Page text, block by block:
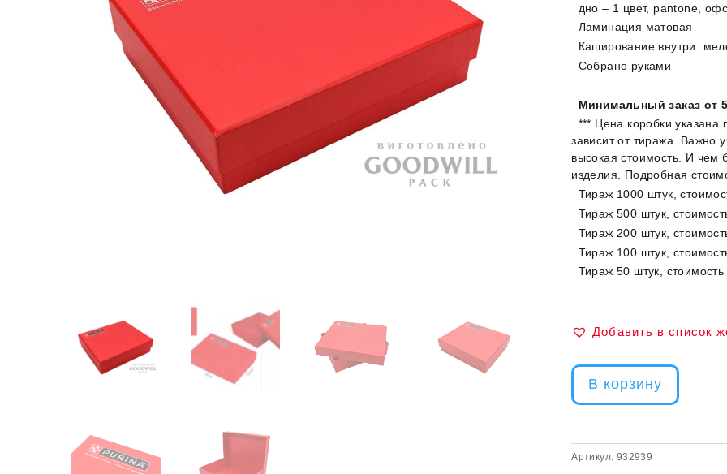
дно – 1 цвет, pantone,
Ламинация матовая
Каширование внутри:
Собрано руками
Минимальный заказ от
*** Цена коробки указана
зависит от тиража. Важно
высокая стоимость. И чем
изделия. Подробная
Тираж 1000 штук,
Тираж 500 штук,
Тираж 200 штук,
Тираж 100 штук,
Тираж 50 штук,
Добавить в список
В корзину
Артикул: 932939